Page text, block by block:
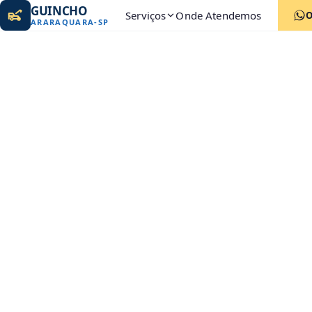
GUINCHO
ARARAQUARA-SP Serviços Onde Atendemos